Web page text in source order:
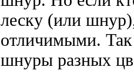
леску (или
отличимыми. Так
шнуры разных